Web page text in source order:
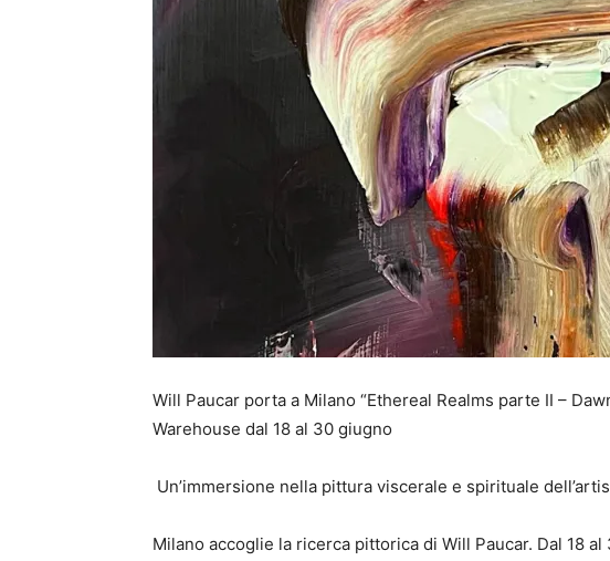
Will Paucar porta a Milano “Ethereal Realms parte II –
Warehouse dal 18 al 30 giugno
Un’immersione nella pittura viscerale e spirituale
Milano accoglie la ricerca pittorica di Will Paucar. Dal 18